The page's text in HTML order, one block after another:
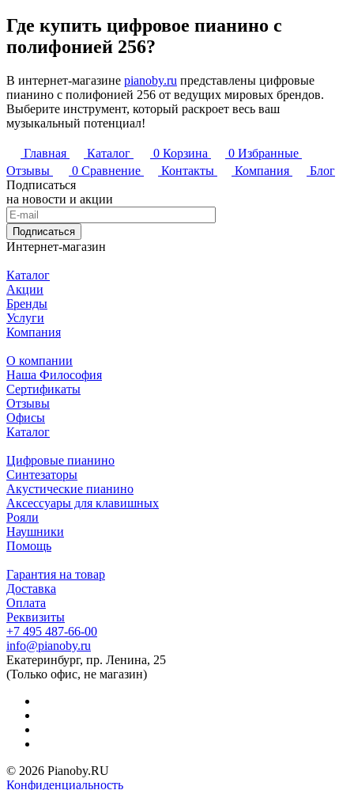
Где купить цифровое пианино с
полифонией 256?
В интернет-магазине pianoby.ru представлены цифровые
пианино с полифонией 256 от ведущих мировых брендов.
Выберите инструмент, который раскроет весь ваш
музыкальный потенциал!
Главная Каталог 0 Корзина 0 Избранные
Отзывы
0 Сравнение Контакты Компания
Блог
Подписаться
на новости и акции
Подписаться
Интернет-магазин
Каталог
Акции
Бренды
Услуги
Компания
О компании
Наша Философия
Сертификаты
Отзывы
Офисы
Каталог
Цифровые пианино
Синтезаторы
Акустические пианино
Аксессуары для клавишных
Рояли
Наушники
Помощь
Гарантия на товар
Доставка
Оплата
Реквизиты
+7 495 487-66-00
info@pianoby.ru
Екатеринбург, пр. Ленина, 25
(Только офис, не магазин)
© 2026 Pianoby.RU
Конфиденциальность